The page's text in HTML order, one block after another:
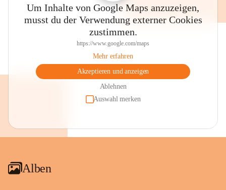
Um Inhalte von Google Maps anzuzeigen,
musst du der Verwendung externer Cookies
zustimmen.
https://www.google.com/maps
Mehr erfahren
Akzeptieren und anzeigen
Ablehnen
Auswahl merken
Alben